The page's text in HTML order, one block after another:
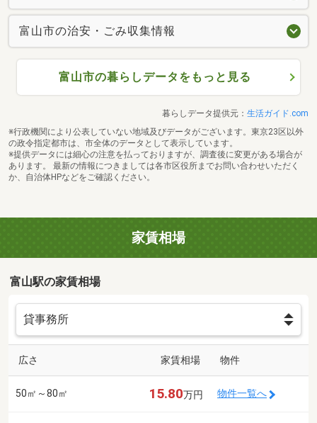
富山市の治安・ごみ収集情報
富山市の暮らしデータをもっと見る
暮らしデータ提供元： 生活ガイド.com
※行政機関により公表していない地域及びデータがございます。東京23区以外
の政令指定都市は、市全体のデータとして表示しています。
※提供データには細心の注意を払っておりますが、調査後に変更がある場合が
あります。 最新の情報につきましては各市区役所までお問い合わせいただく
か、自治体HPなどをご確認ください。
家賃相場
富山駅の家賃相場
広さ 家賃相場 物件
50㎡～80㎡ 15.80万円 物件一覧へ